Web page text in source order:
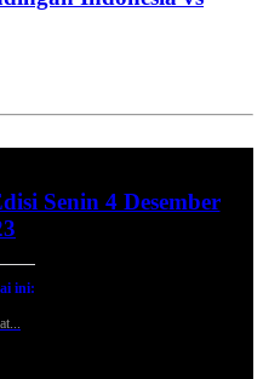
Senin 4 Desember
ini: